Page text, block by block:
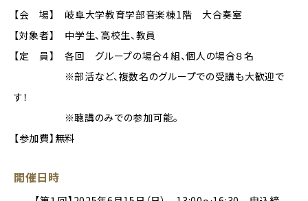
【会 場】 岐阜大学教育学部音楽棟1階 大合奏室
【対象者】 中学生、高校生、教員
【定 員】 各回 グループの場合４組、個人の場合８名
※部活など、複数名のグループでの受講も大歓迎で
す！
※聴講のみでの参加可能。
【参加費】無料
開催日時